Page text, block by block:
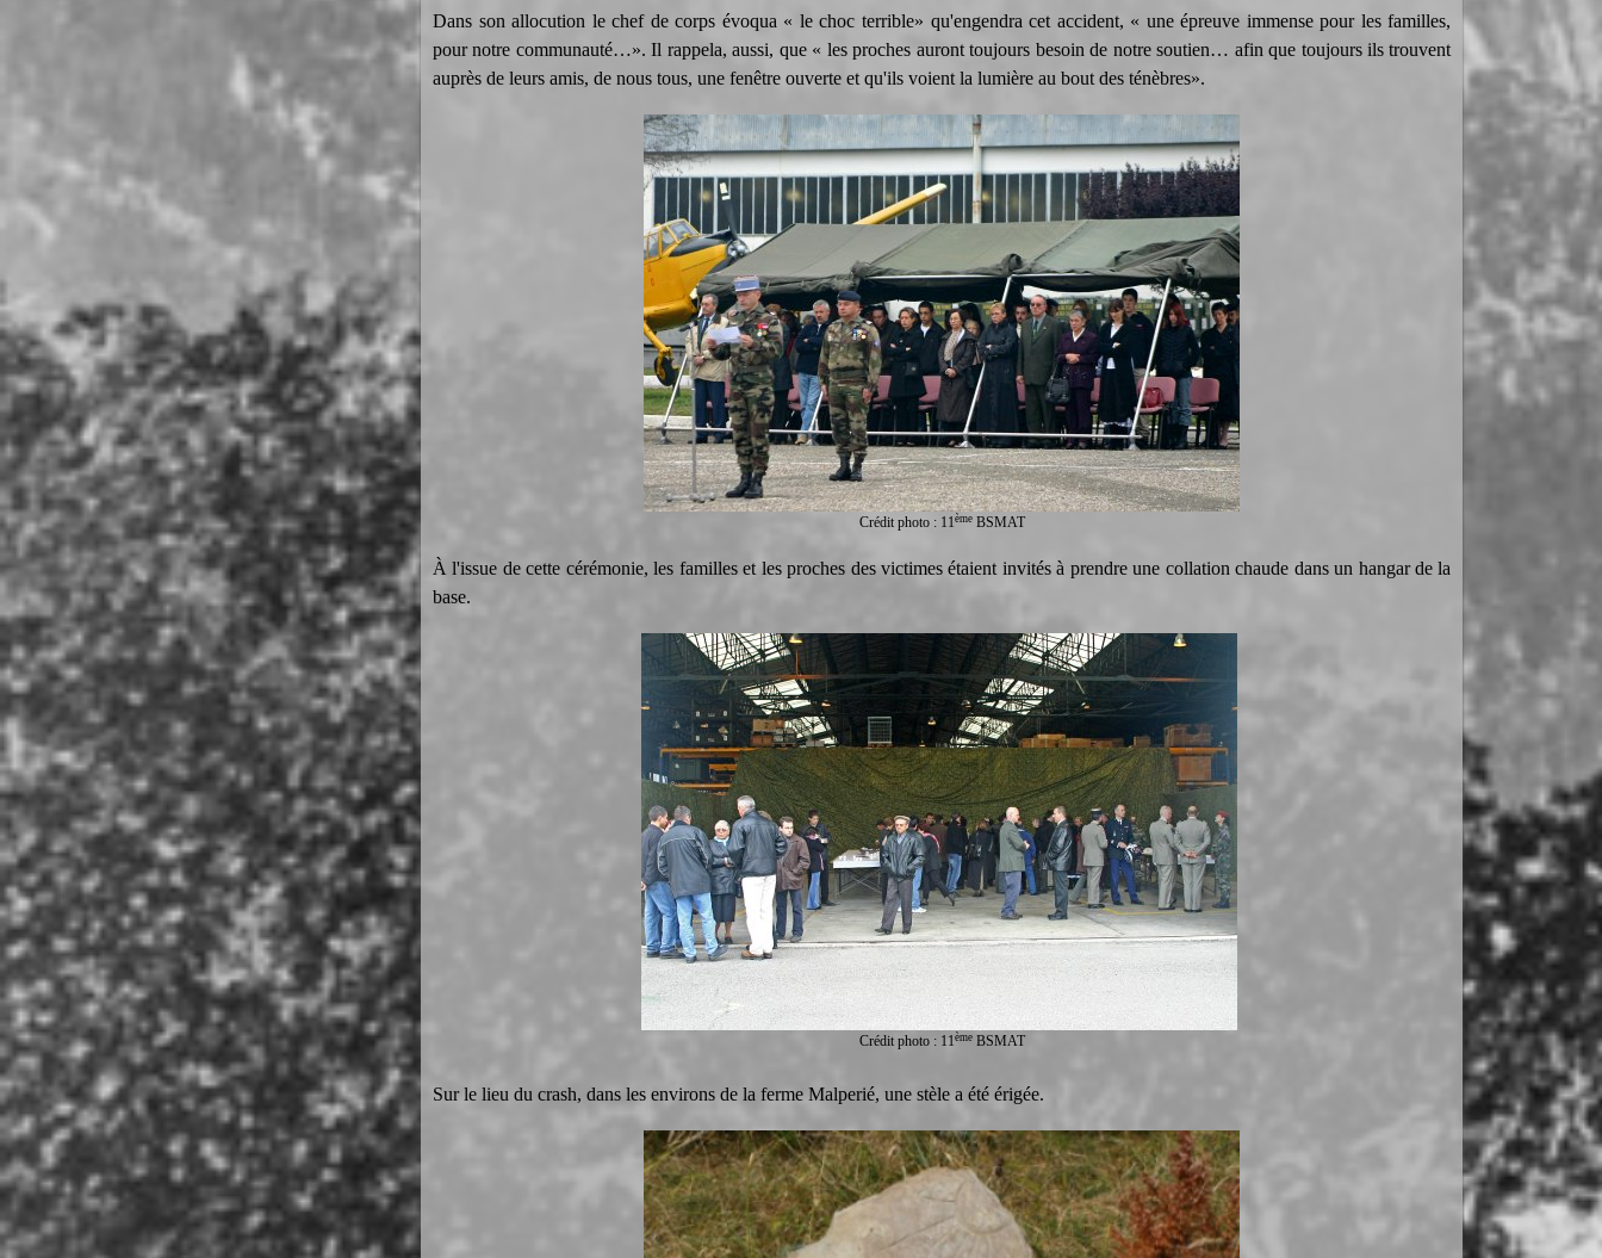
Dans son allocution le chef de corps évoqua « le choc terrible» qu'engendra cet accident, « une épreuve immense pour les familles,
pour notre communauté…». Il rappela, aussi, que « les proches auront toujours besoin de notre soutien… afin que toujours ils trouvent
auprès de leurs amis, de nous tous, une fenêtre ouverte et qu'ils voient la lumière au bout des ténèbres».
Crédit photo : 11èmeBSMAT
À l'issue de cette cérémonie, les familles et les proches des victimes étaient invités à prendre une collation chaude dans un hangar de la
base.
Crédit photo : 11èmeBSMAT
Sur le lieu du crash, dans les environs de la ferme Malperié, une stèle a été érigée.